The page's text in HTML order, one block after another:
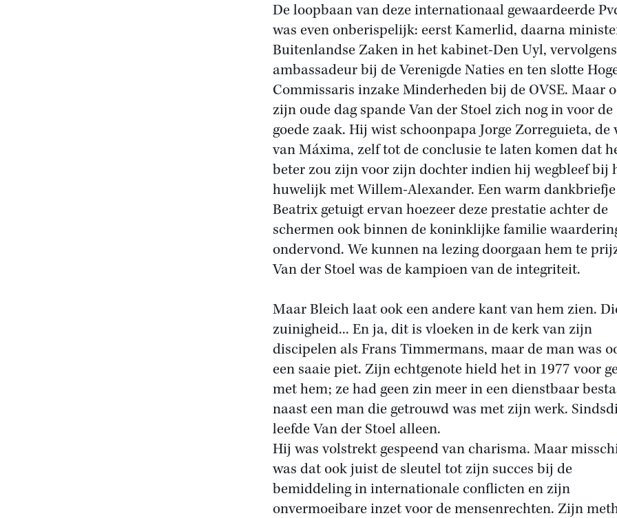
De loopbaan van deze internationaal gewaardeerde
was even onberispelijk: eerst Kamerlid, daarna
Buitenlandse Zaken in het kabinet-Den Uyl, vervolgens
ambassadeur bij de Verenigde Naties en ten slotte
Commissaris inzake Minderheden bij de OVSE. Maar
zijn oude dag spande Van der Stoel zich nog in voor de
goede zaak. Hij wist schoonpapa Jorge Zorreguieta, de
van Máxima, zelf tot de conclusie te laten komen dat
beter zou zijn voor zijn dochter indien hij wegbleef bij
huwelijk met Willem-Alexander. Een warm
Beatrix getuigt ervan hoezeer deze prestatie achter de
schermen ook binnen de koninklijke familie
ondervond. We kunnen na lezing doorgaan hem te
Van der Stoel was de kampioen van de integriteit.
Maar Bleich laat ook een andere kant van hem zien.
zuinigheid... En ja, dit is vloeken in de kerk van zijn
discipelen als Frans Timmermans, maar de man was
een saaie piet. Zijn echtgenote hield het in 1977 voor
met hem; ze had geen zin meer in een dienstbaar
naast een man die getrouwd was met zijn werk.
leefde Van der Stoel alleen.
Hij was volstrekt gespeend van charisma. Maar
was dat ook juist de sleutel tot zijn succes bij de
bemiddeling in internationale conflicten en zijn
onvermoeibare inzet voor de mensenrechten. Zijn